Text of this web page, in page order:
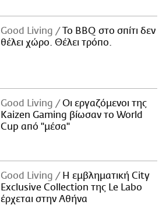
Good Living
Το BBQ στο σπίτι δεν
θέλει χώρο. Θέλει τρόπο.
Good Living
Οι εργαζόμενοι της
Kaizen Gaming βίωσαν το World
Cup από "μέσα"
Good Living
Η εμβληματική City
Exclusive Collection της Le Labo
έρχεται στην Αθήνα